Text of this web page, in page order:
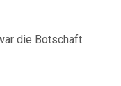
die Botschaft